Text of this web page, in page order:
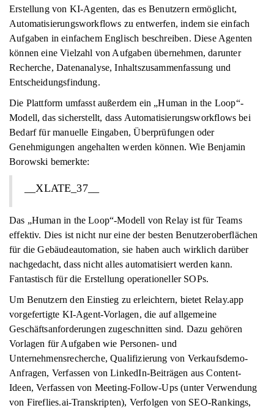
Erstellung von KI-Agenten, das es Benutzern ermöglicht,
Automatisierungsworkflows zu entwerfen, indem sie einfach
Aufgaben in einfachem Englisch beschreiben. Diese Agenten
können eine Vielzahl von Aufgaben übernehmen, darunter
Recherche, Datenanalyse, Inhaltszusammenfassung und
Entscheidungsfindung.
Die Plattform umfasst außerdem ein „Human in the Loop“-
Modell, das sicherstellt, dass Automatisierungsworkflows bei
Bedarf für manuelle Eingaben, Überprüfungen oder
Genehmigungen angehalten werden können. Wie Benjamin
Borowski bemerkte:
__XLATE_37__
Das „Human in the Loop“-Modell von Relay ist für Teams
effektiv. Dies ist nicht nur eine der besten Benutzeroberflächen
für die Gebäudeautomation, sie haben auch wirklich darüber
nachgedacht, dass nicht alles automatisiert werden kann.
Fantastisch für die Erstellung operationeller SOPs.
Um Benutzern den Einstieg zu erleichtern, bietet Relay.app
vorgefertigte KI-Agent-Vorlagen, die auf allgemeine
Geschäftsanforderungen zugeschnitten sind. Dazu gehören
Vorlagen für Aufgaben wie Personen- und
Unternehmensrecherche, Qualifizierung von Verkaufsdemo-
Anfragen, Verfassen von LinkedIn-Beiträgen aus Content-
Ideen, Verfassen von Meeting-Follow-Ups (unter Verwendung
von Fireflies.ai-Transkripten), Verfolgen von SEO-Rankings,